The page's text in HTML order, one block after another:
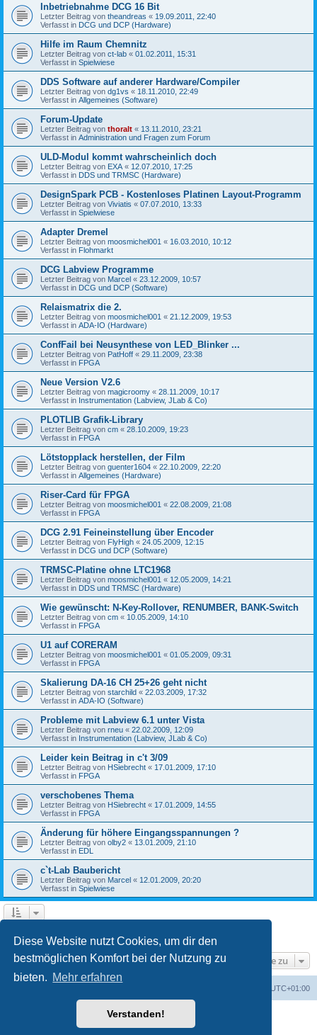
Diese Website nutzt Cookies, um dir den
bestmöglichen Komfort bei der Nutzung zu
bieten. Mehr erfahren
Verstanden!
Inbetriebnahme DCG 16 Bit
Letzter Beitrag von theandreas « 19.09.2011, 22:40
Verfasst in DCG und DCP (Hardware)
Hilfe im Raum Chemnitz
Letzter Beitrag von ct-lab « 01.02.2011, 15:31
Verfasst in Spielwiese
DDS Software auf anderer Hardware/Compiler
Letzter Beitrag von dg1vs « 18.11.2010, 22:49
Verfasst in Allgemeines (Software)
Forum-Update
Letzter Beitrag von thoralt « 13.11.2010, 23:21
Verfasst in Administration und Fragen zum Forum
ULD-Modul kommt wahrscheinlich doch
Letzter Beitrag von EXA « 12.07.2010, 17:25
Verfasst in DDS und TRMSC (Hardware)
DesignSpark PCB - Kostenloses Platinen Layout-Programm
Letzter Beitrag von Viviatis « 07.07.2010, 13:33
Verfasst in Spielwiese
Adapter Dremel
Letzter Beitrag von moosmichel001 « 16.03.2010, 10:12
Verfasst in Flohmarkt
DCG Labview Programme
Letzter Beitrag von Marcel « 23.12.2009, 10:57
Verfasst in DCG und DCP (Software)
Relaismatrix die 2.
Letzter Beitrag von moosmichel001 « 21.12.2009, 19:53
Verfasst in ADA-IO (Hardware)
ConfFail bei Neusynthese von LED_Blinker ...
Letzter Beitrag von PatHoff « 29.11.2009, 23:38
Verfasst in FPGA
Neue Version V2.6
Letzter Beitrag von magicroomy « 28.11.2009, 10:17
Verfasst in Instrumentation (Labview, JLab & Co)
PLOTLIB Grafik-Library
Letzter Beitrag von cm « 28.10.2009, 19:23
Verfasst in FPGA
Lötstopplack herstellen, der Film
Letzter Beitrag von guenter1604 « 22.10.2009, 22:20
Verfasst in Allgemeines (Hardware)
Riser-Card für FPGA
Letzter Beitrag von moosmichel001 « 22.08.2009, 21:08
Verfasst in FPGA
DCG 2.91 Feineinstellung über Encoder
Letzter Beitrag von FlyHigh « 24.05.2009, 12:15
Verfasst in DCG und DCP (Software)
TRMSC-Platine ohne LTC1968
Letzter Beitrag von moosmichel001 « 12.05.2009, 14:21
Verfasst in DDS und TRMSC (Hardware)
Wie gewünscht: N-Key-Rollover, RENUMBER, BANK-Switch
Letzter Beitrag von cm « 10.05.2009, 14:10
Verfasst in FPGA
U1 auf CORERAM
Letzter Beitrag von moosmichel001 « 01.05.2009, 09:31
Verfasst in FPGA
Skalierung DA-16 CH 25+26 geht nicht
Letzter Beitrag von starchild « 22.03.2009, 17:32
Verfasst in ADA-IO (Software)
Probleme mit Labview 6.1 unter Vista
Letzter Beitrag von rneu « 22.02.2009, 12:09
Verfasst in Instrumentation (Labview, JLab & Co)
Leider kein Beitrag in c't 3/09
Letzter Beitrag von HSiebrecht « 17.01.2009, 17:10
Verfasst in FPGA
verschobenes Thema
Letzter Beitrag von HSiebrecht « 17.01.2009, 14:55
Verfasst in FPGA
Änderung für höhere Eingangsspannungen ?
Letzter Beitrag von olby2 « 13.01.2009, 21:10
Verfasst in EDL
c`t-Lab Baubericht
Letzter Beitrag von Marcel « 12.01.2009, 20:20
Verfasst in Spielwiese
Gehe zu
UTC+01:00
Powered byphpBB® Forum Software © phpBB Limited
phpBB.de